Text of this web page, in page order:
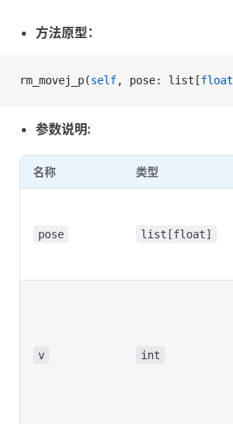
方法原型：
rm_movej_p(self, pose: list[float
参数说明:
名称 类型
pose list[float]
v int